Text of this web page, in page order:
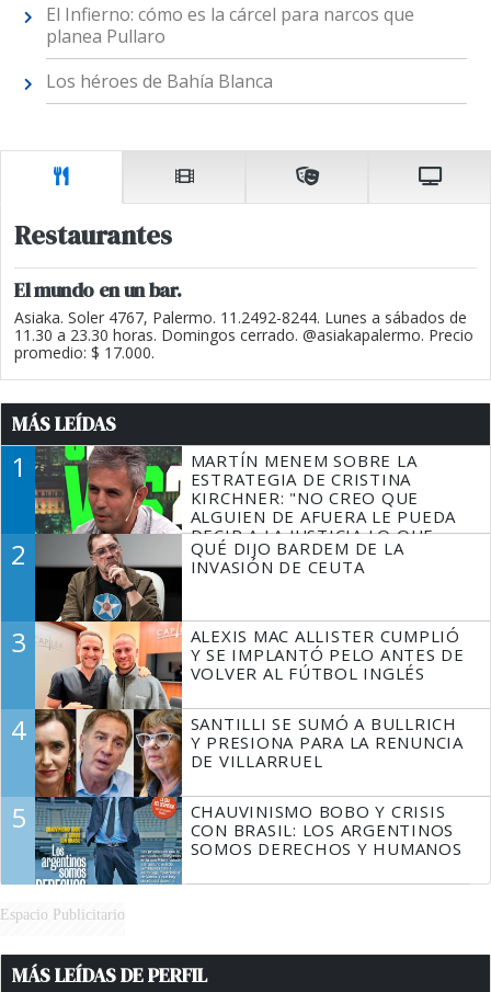
El Infierno: cómo es la cárcel para narcos que
planea Pullaro
Los héroes de Bahía Blanca
Restaurantes
El mundo en un bar.
Asiaka. Soler 4767, Palermo. 11.2492-8244. Lunes a sábados de
11.30 a 23.30 horas. Domingos cerrado. @asiakapalermo. Precio
promedio: $ 17.000.
MÁS LEÍDAS
1
MARTÍN MENEM SOBRE LA
ESTRATEGIA DE CRISTINA
KIRCHNER: "NO CREO QUE
ALGUIEN DE AFUERA LE PUEDA
DECIR A LA JUSTICIA LO QUE
TIENE QUE HACER"
2
QUÉ DIJO BARDEM DE LA
INVASIÓN DE CEUTA
3
ALEXIS MAC ALLISTER CUMPLIÓ
Y SE IMPLANTÓ PELO ANTES DE
VOLVER AL FÚTBOL INGLÉS
4
SANTILLI SE SUMÓ A BULLRICH
Y PRESIONA PARA LA RENUNCIA
DE VILLARRUEL
5
CHAUVINISMO BOBO Y CRISIS
CON BRASIL: LOS ARGENTINOS
SOMOS DERECHOS Y HUMANOS
Espacio Publicitario
MÁS LEÍDAS DE PERFIL